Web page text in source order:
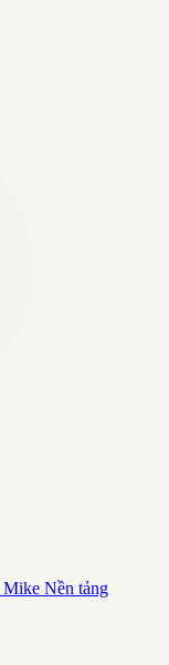
Mike Nền tảng